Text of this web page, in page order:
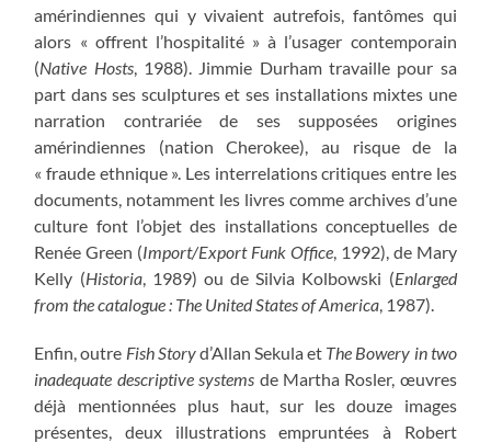
amérindiennes qui y vivaient autrefois, fantômes qui
alors « offrent l’hospitalité » à l’usager contemporain
(Native Hosts, 1988). Jimmie Durham travaille pour sa
part dans ses sculptures et ses installations mixtes une
narration contrariée de ses supposées origines
amérindiennes (nation Cherokee), au risque de la
« fraude ethnique ». Les interrelations critiques entre les
documents, notamment les livres comme archives d’une
culture font l’objet des installations conceptuelles de
Renée Green (Import/Export Funk Office, 1992), de Mary
Kelly (Historia, 1989) ou de Silvia Kolbowski (Enlarged
from the catalogue : The United States of America , 1987).
Enfin, outre Fish Storyd’Allan Sekula et The Bowery in two
inadequate descriptive systems de Martha Rosler, œuvres
déjà mentionnées plus haut, sur les douze images
présentes, deux illustrations empruntées à Robert